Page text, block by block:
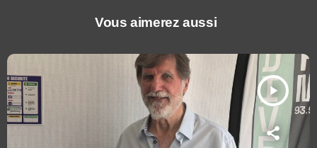
Vous aimerez aussi
play_arrow